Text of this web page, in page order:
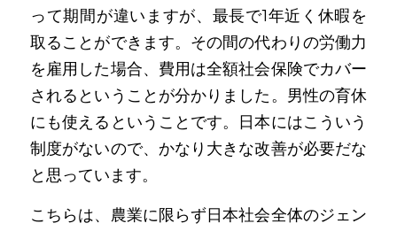
って期間が違いますが、最長で1年近く休暇を
取ることができます。その間の代わりの労働力
を雇用した場合、費用は全額社会保険でカバー
されるということが分かりました。男性の育休
にも使えるということです。日本にはこういう
制度がないので、かなり大きな改善が必要だな
と思っています。
こちらは、農業に限らず日本社会全体のジェン